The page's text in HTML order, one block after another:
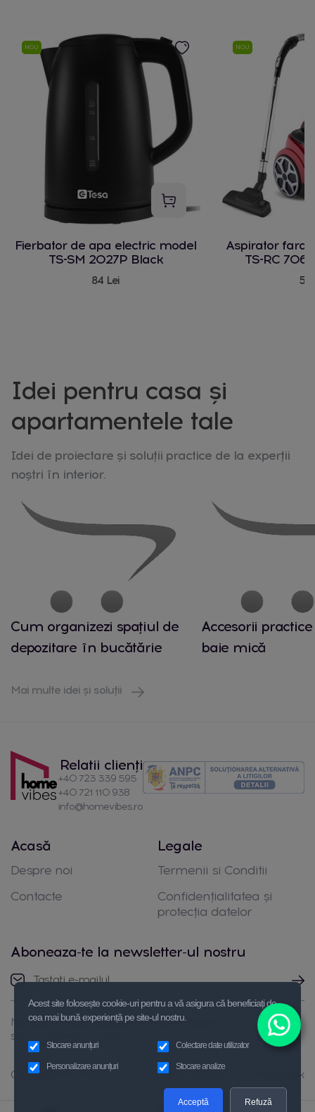
NOU
Fierbator de apa electric model
TS-SM 2027P Black
84 Lei
NOU
Aspirator fara
TS-RC 706
Idei pentru casa și
apartamentele tale
Idei de proiectare și soluții practice de la experții
noștri în interior.
Cum organizezi spațiul de
depozitare în bucătărie
Accesorii
baie mică
Mai multe idei și soluții
Relatii clienți
+40 723 339 595
+40 721 110 938
info@homevibes.ro
Acasă
Despre noi
Contacte
Legale
Termenii si Conditii
Confidențialitatea și
protecția datelor
Aboneaza-te la newsletter-ul nostru
Nu ezitați să luați legătura cu noi prin telefon
sau trimiteți-ne un mesaj
Copyright © 2026 Facebook
Acest site folosește cookie-uri pentru a vă asigura că beneficiați de
cea mai bună experiență pe site-ul nostru.
Stocare anunțuri Colectare date utilizator
Personalizare anunțuri Stocare analize
Acceptă Refuză